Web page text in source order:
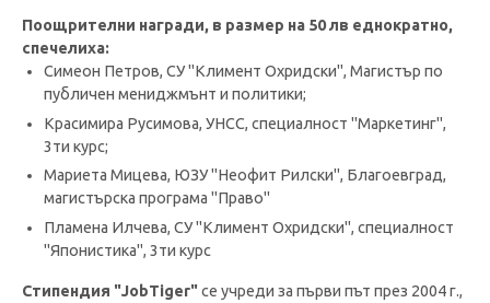
Поощрителни награди, в размер на 50 лв еднократно,
спечелиха:
Симеон Петров, СУ "Климент Охридски", Магистър по
публичен мениджмънт и политики;
Красимира Русимова, УНСС, специалност "Маркетинг",
3ти курс;
Мариета Мицева, ЮЗУ "Неофит Рилски", Благоевград,
магистърска програма "Право"
Пламена Илчева, СУ "Климент Охридски", специалност
"Японистика", 3ти курс
Стипендия "JobTiger"се учреди за първи път през 2004 г.,